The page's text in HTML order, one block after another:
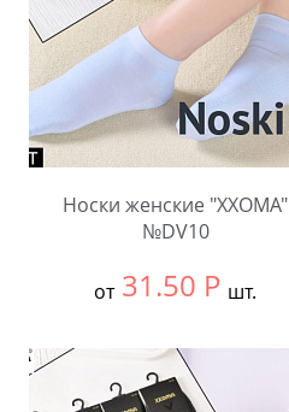
Носки женские "XXOMA"
№DV10
от 31.50 Р шт.
В упаковке:
10 шт.